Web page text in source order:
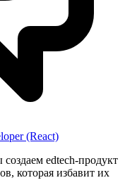
(React)
edtech-продукт
которая избавит их